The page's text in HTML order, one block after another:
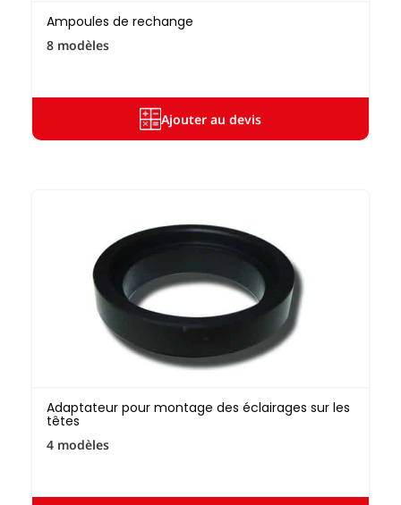
Ampoules de rechange
8 modèles
Ajouter au devis
Adaptateur pour montage des éclairages sur les
têtes
4 modèles